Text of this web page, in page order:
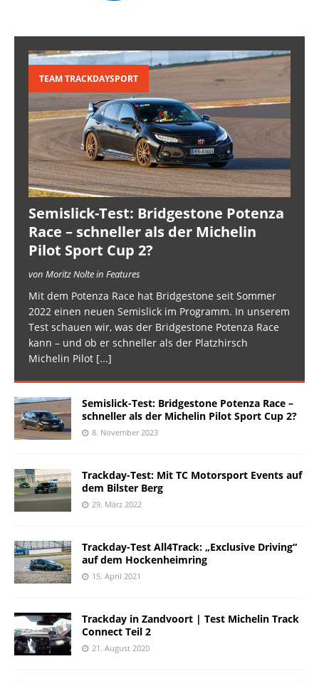
TEAM TRACKDAYSPORT
Semislick-Test: Bridgestone Potenza
Race – schneller als der Michelin
Pilot Sport Cup 2?
von Moritz Nolte in Features
Mit dem Potenza Race hat Bridgestone seit Sommer
2022 einen neuen Semislick im Programm. In unserem
Test schauen wir, was der Bridgestone Potenza Race
kann – und ob er schneller als der Platzhirsch
Michelin Pilot [...]
Semislick-Test: Bridgestone Potenza Race –
schneller als der Michelin Pilot Sport Cup 2?
8. November 2023
Trackday-Test: Mit TC Motorsport Events auf
dem Bilster Berg
29. März 2022
Trackday-Test All4Track: „Exclusive Driving“
auf dem Hockenheimring
15. April 2021
Trackday in Zandvoort | Test Michelin Track
Connect Teil 2
21. August 2020